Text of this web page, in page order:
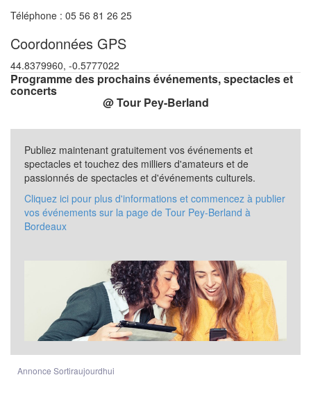
Téléphone : 05 56 81 26 25
Coordonnées GPS
44.8379960, -0.5777022
Programme des prochains événements, spectacles et
concerts
@ Tour Pey-Berland
Publiez maintenant gratuitement vos événements et
spectacles et touchez des milliers d'amateurs et de
passionnés de spectacles et d'événements culturels.
Cliquez ici pour plus d'informations et commencez à publier
vos événements sur la page de Tour Pey-Berland à
Bordeaux
Annonce Sortiraujourdhui